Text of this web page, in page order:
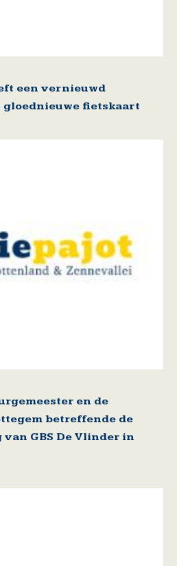
een vernieuwd
fietskaart
en de
betreffende de
GBS De Vlinder in